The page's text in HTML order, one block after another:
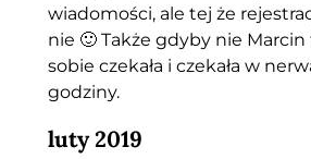
wiadomości, ale tej że
nie 🙂 Także gdyby nie
sobie czekała i czekała w
godziny.
luty 2019